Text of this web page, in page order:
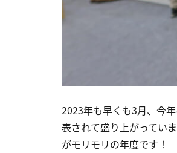
2023年も早くも3月、今
表されて盛り上がってい
がモリモリの年度です！